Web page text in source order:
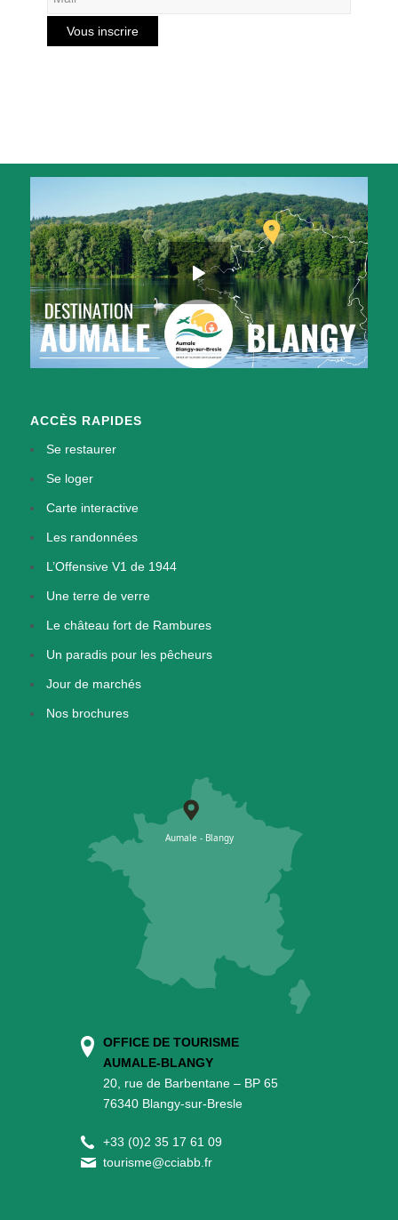
ACCÈS RAPIDES
Se restaurer
Se loger
Carte interactive
Les randonnées
L’Offensive V1 de 1944
Une terre de verre
Le château fort de Rambures
Un paradis pour les pêcheurs
Jour de marchés
Nos brochures
OFFICE DE TOURISME
AUMALE-BLANGY
20, rue de Barbentane – BP 65
76340 Blangy-sur-Bresle
+33 (0)2 35 17 61 09
tourisme@cciabb.fr